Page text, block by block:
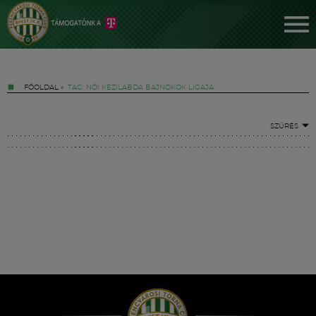
FŐOLDAL » TAG: NŐI KÉZILABDA BAJNOKOK LIGÁJA
SZŰRÉS
Hírek